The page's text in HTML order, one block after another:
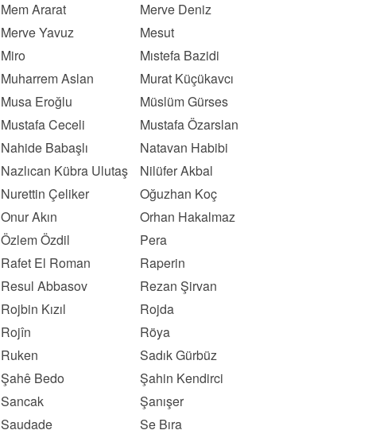
Mem Ararat
Merve Deniz
Merve Yavuz
Mesut
Miro
Mıstefa Bazidi
Muharrem Aslan
Murat Küçükavcı
Musa Eroğlu
Müslüm Gürses
Mustafa Ceceli
Mustafa Özarslan
Nahide Babaşlı
Natavan Habibi
Nazlıcan Kübra Ulutaş
Nilüfer Akbal
Nurettin Çeliker
Oğuzhan Koç
Onur Akın
Orhan Hakalmaz
Özlem Özdil
Pera
Rafet El Roman
Raperin
Resul Abbasov
Rezan Şirvan
Rojbin Kızıl
Rojda
Rojîn
Röya
Ruken
Sadık Gürbüz
Şahê Bedo
Şahin Kendirci
Sancak
Şanışer
Saudade
Se Bıra